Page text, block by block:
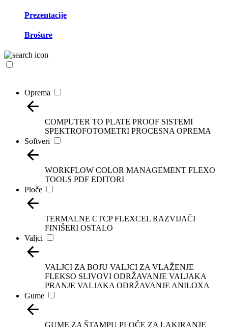
Prezentacije
Brošure
Oprema
COMPUTER TO PLATE PROOF SISTEMI
SPEKTROFOTOMETRI PROCESNA OPREMA
Softveri
WORKFLOW COLOR MANAGEMENT FLEXO
TOOLS PDF EDITORI
Ploče
TERMALNE CTCPFLEXCEL RAZVIJAČI
FINIŠERI OSTALO
Valjci
VALJCI ZA BOJU VALJCI ZA VLAŽENJE
FLEKSO SLIVOVI ODRŽAVANJE VALJAKA
PRANJE VALJAKA ODRŽAVANJE ANILOXA
Gume
GUME ZA ŠTAMPU PLOČE ZA LAKIRANJE